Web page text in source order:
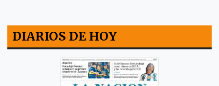
DIARIOS DE HOY